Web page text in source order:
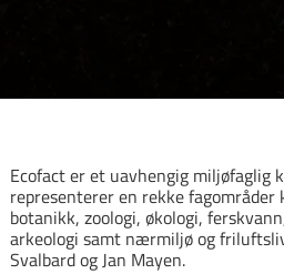
Ecofact er et uavhengig miljøfaglig
representerer en rekke
botanikk, zoologi, økologi,
arkeologi samt nærmiljø og
Svalbard og Jan Mayen.